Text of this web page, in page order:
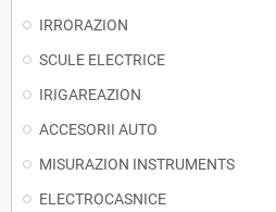
IRRORAZION
SCULE ELECTRICE
IRIGAREAZION
ACCESORII AUTO
MISURAZION INSTRUMENTS
ELECTROCASNICE